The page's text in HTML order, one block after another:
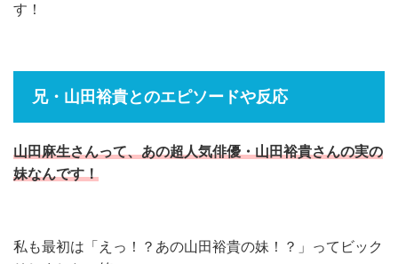
す！
兄・山田裕貴とのエピソードや反応
山田麻生さんって、あの超人気俳優・山田裕貴さんの実の
妹なんです！
私も最初は「えっ！？あの山田裕貴の妹！？」ってビック